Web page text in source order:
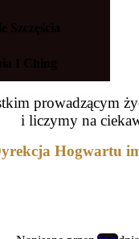
prowadzącym
i liczymy na
Hogwartu